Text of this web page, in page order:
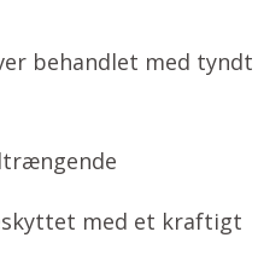
behandlet med tyndt
med et kraftigt